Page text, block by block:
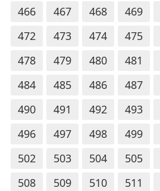
466 467 468 469
472
473 474 475
478
479 480 481
484
485 486 487
490
491 492 493
496
497 498 499
502
503 504 505
508
509 510 511